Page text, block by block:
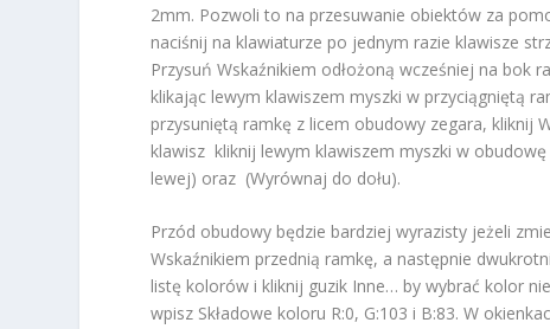
2mm. Pozwoli to na przesuwanie obiektów za
naciśnij na klawiaturze po jednym razie klawisze
Przysuń Wskaźnikiem odłożoną wcześniej na bok
klikając lewym klawiszem myszki w przyciągniętą
przysuniętą ramkę z licem obudowy zegara, kliknij
klawisz kliknij lewym klawiszem myszki w
lewej) oraz (Wyrównaj do dołu).
Przód obudowy będzie bardziej wyrazisty jeżeli
Wskaźnikiem przednią ramkę, a następnie
listę kolorów i kliknij guzik Inne… by wybrać kolor
wpisz Składowe koloru R:0, G:103 i B:83. W